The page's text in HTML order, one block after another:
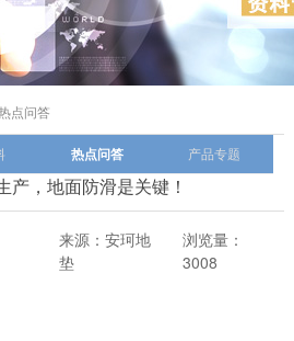
点问答
热点问答 产品专题
产，地面防滑是关键！
来源：安珂地
垫
浏览量：
3008